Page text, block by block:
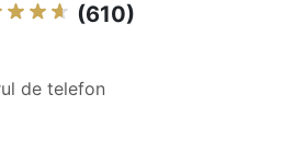
(610)
de telefon